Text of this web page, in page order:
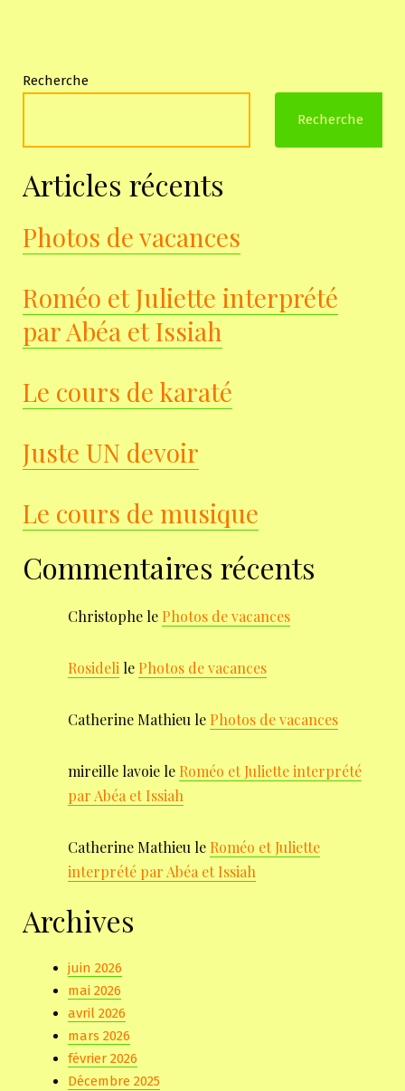
Recherche
Recherche
Articles récents
Photos de vacances
Roméo et Juliette interprété
par Abéa et Issiah
Le cours de karaté
Juste UN devoir
Le cours de musique
Commentaires récents
Christophe le Photos de vacances
Rosideli le Photos de vacances
Catherine Mathieu le Photos de vacances
mireille lavoie le Roméo et Juliette interprété
par Abéa et Issiah
Catherine Mathieu le Roméo et Juliette
interprété par Abéa et Issiah
Archives
juin 2026
mai 2026
avril 2026
mars 2026
février 2026
Décembre 2025